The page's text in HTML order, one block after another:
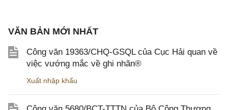
VĂN BẢN MỚI NHẤT
Công văn 19363/CHQ-GSQL của Cục Hải quan về
việc vướng mắc về ghi nhãn®
Xuất nhập khẩu